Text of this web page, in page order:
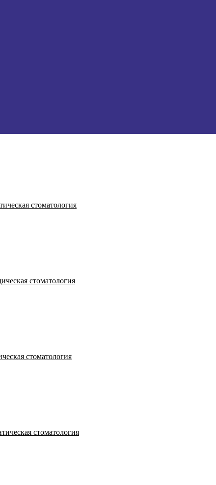
стоматология
стоматология
стоматология
стоматология